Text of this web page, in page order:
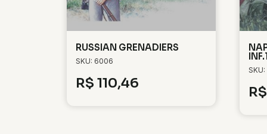
RUSSIAN GRENADIERS
SKU: 6006
R$ 110,46
R$